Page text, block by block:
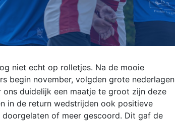
niet echt op rolletjes. Na de mooie
begin november, volgden grote nederlagen
ons duidelijk een maatje te groot zijn deze
in de return wedstrijden ook positieve
of meer gescoord. Dit gaf de